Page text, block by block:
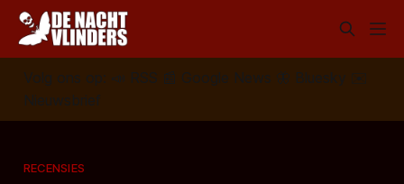
Volg ons op: 📣 RSS 📰 Google News 🦋 Bluesky
✉️
Nieuwsbrief
RECENSIES